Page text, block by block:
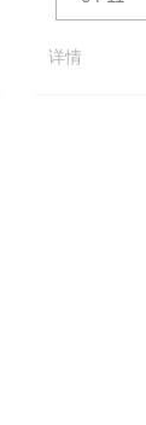
详情